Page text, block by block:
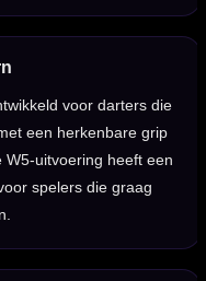
voor darters die
een herkenbare grip
uitvoering heeft een
spelers die graag